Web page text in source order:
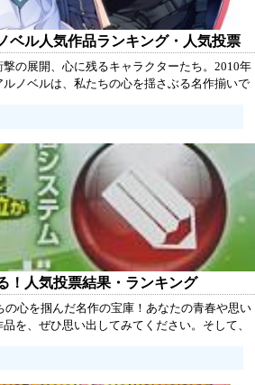
ベル人気作品ランキング・人気投票
の展開、心に残るキャラクターたち。2010年
ノベルは、私たちの心を揺さぶる名作揃いで
票が、名作たちの輝かしい歴史を彩ります。
！人気投票結果・ランキング
の心を掴んだ名作の宝庫！あなたの青春や思い
を、ぜひ思い出してみてください。そして、
を讃えましょう！あなたの一票が、この時代